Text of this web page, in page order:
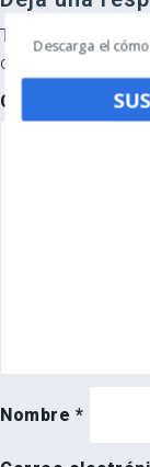
Tu dirección de
campos
Comentario
*
Nombre *
Descarga el